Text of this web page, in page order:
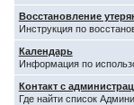
Восстановление
Инструкция по
Календарь
Информация по
Контакт с
Где найти список